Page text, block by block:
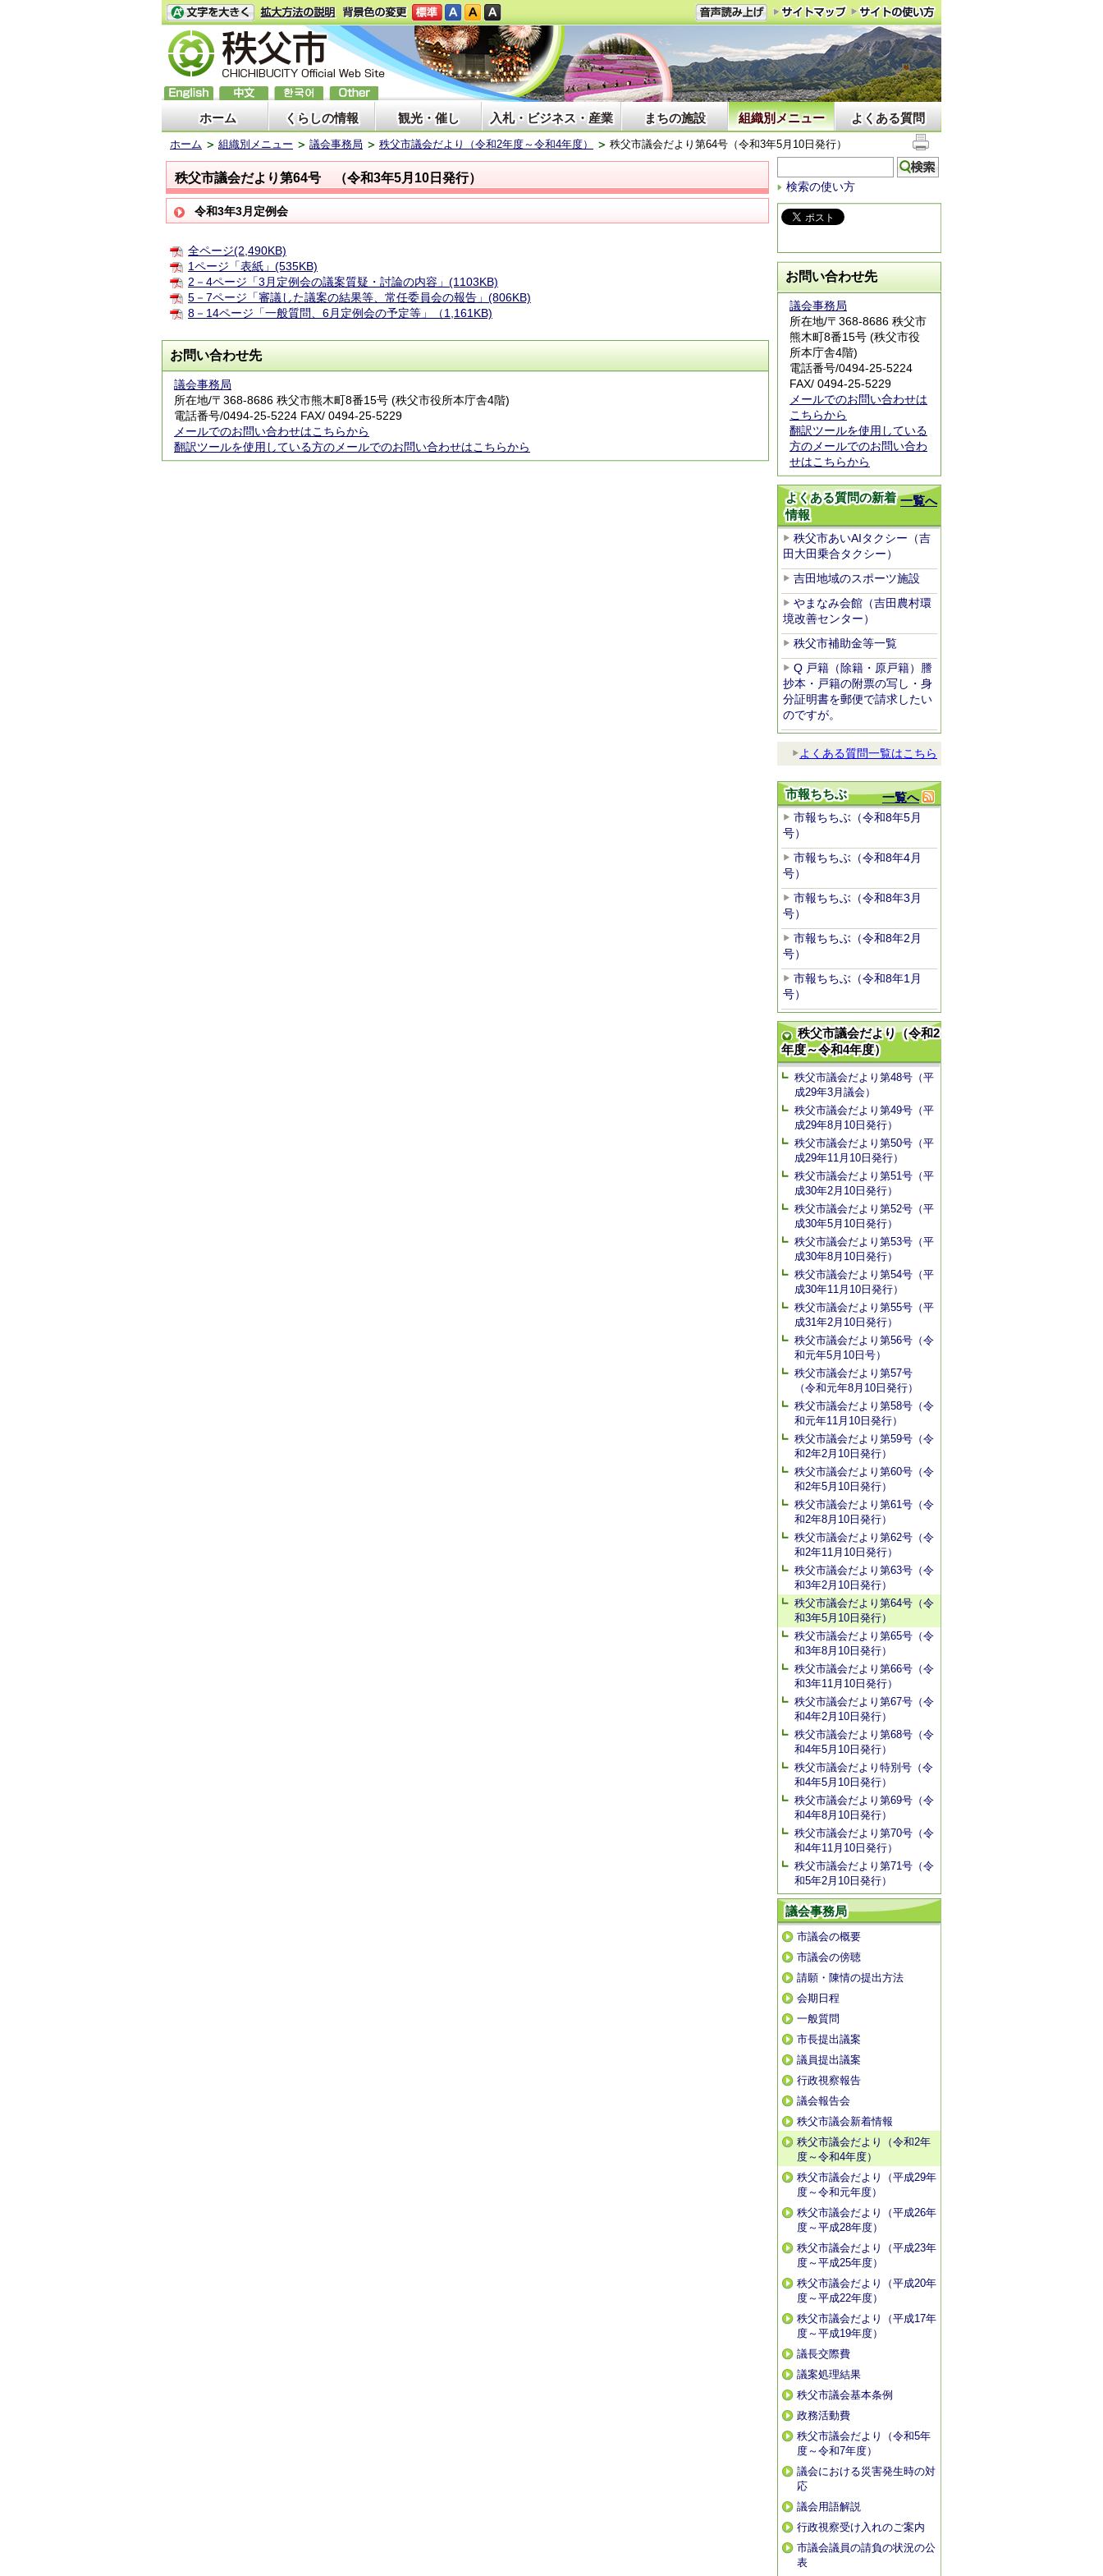
ホーム くらしの情報 観光・催し 入札・ビジネス・産業 まちの施設 組織別メニュー よくある質問
ホーム 組織別メニュー 議会事務局 秩父市議会だより（令和2年度～令和4年度） 秩父市議会だより第64号（令和3年5月10日発行）
秩父市議会だより第64号 （令和3年5月10日発行）
令和3年3月定例会
全ページ(2,490KB)
1ページ「表紙」(535KB)
2－4ページ「3月定例会の議案質疑・討論の内容」(1103KB)
5－7ページ「審議した議案の結果等、常任委員会の報告」(806KB)
8－14ページ「一般質問、6月定例会の予定等」（1,161KB)
お問い合わせ先
議会事務局
所在地/〒368-8686 秩父市熊木町8番15号 (秩父市役所本庁舎4階)
電話番号/0494-25-5224 FAX/ 0494-25-5229
メールでのお問い合わせはこちらから
翻訳ツールを使用している方のメールでのお問い合わせはこちらから
検索の使い方
お問い合わせ先
議会事務局
所在地/〒368-8686 秩父市
熊木町8番15号 (秩父市役
所本庁舎4階)
電話番号/0494-25-5224
FAX/ 0494-25-5229
メールでのお問い合わせは
こちらから
翻訳ツールを使用している
方のメールでのお問い合わ
せはこちらから
一覧へ
よくある質問の新着
情報
秩父市あいAIタクシー（吉
田大田乗合タクシー）
吉田地域のスポーツ施設
やまなみ会館（吉田農村環
境改善センター）
秩父市補助金等一覧
Q 戸籍（除籍・原戸籍）謄
抄本・戸籍の附票の写し・身
分証明書を郵便で請求したい
のですが。
よくある質問一覧はこちら
一覧へ
市報ちちぶ
市報ちちぶ（令和8年5月
号）
市報ちちぶ（令和8年4月
号）
市報ちちぶ（令和8年3月
号）
市報ちちぶ（令和8年2月
号）
市報ちちぶ（令和8年1月
号）
秩父市議会だより（令和2
年度～令和4年度）
秩父市議会だより第48号（平
成29年3月議会）
秩父市議会だより第49号（平
成29年8月10日発行）
秩父市議会だより第50号（平
成29年11月10日発行）
秩父市議会だより第51号（平
成30年2月10日発行）
秩父市議会だより第52号（平
成30年5月10日発行）
秩父市議会だより第53号（平
成30年8月10日発行）
秩父市議会だより第54号（平
成30年11月10日発行）
秩父市議会だより第55号（平
成31年2月10日発行）
秩父市議会だより第56号（令
和元年5月10日号）
秩父市議会だより第57号
（令和元年8月10日発行）
秩父市議会だより第58号（令
和元年11月10日発行）
秩父市議会だより第59号（令
和2年2月10日発行）
秩父市議会だより第60号（令
和2年5月10日発行）
秩父市議会だより第61号（令
和2年8月10日発行）
秩父市議会だより第62号（令
和2年11月10日発行）
秩父市議会だより第63号（令
和3年2月10日発行）
秩父市議会だより第64号（令
和3年5月10日発行）
秩父市議会だより第65号（令
和3年8月10日発行）
秩父市議会だより第66号（令
和3年11月10日発行）
秩父市議会だより第67号（令
和4年2月10日発行）
秩父市議会だより第68号（令
和4年5月10日発行）
秩父市議会だより特別号（令
和4年5月10日発行）
秩父市議会だより第69号（令
和4年8月10日発行）
秩父市議会だより第70号（令
和4年11月10日発行）
秩父市議会だより第71号（令
和5年2月10日発行）
議会事務局
市議会の概要
市議会の傍聴
請願・陳情の提出方法
会期日程
一般質問
市長提出議案
議員提出議案
行政視察報告
議会報告会
秩父市議会新着情報
秩父市議会だより（令和2年
度～令和4年度）
秩父市議会だより（平成29年
度～令和元年度）
秩父市議会だより（平成26年
度～平成28年度）
秩父市議会だより（平成23年
度～平成25年度）
秩父市議会だより（平成20年
度～平成22年度）
秩父市議会だより（平成17年
度～平成19年度）
議長交際費
議案処理結果
秩父市議会基本条例
政務活動費
秩父市議会だより（令和5年
度～令和7年度）
議会における災害発生時の対
応
議会用語解説
行政視察受け入れのご案内
市議会議員の請負の状況の公
表